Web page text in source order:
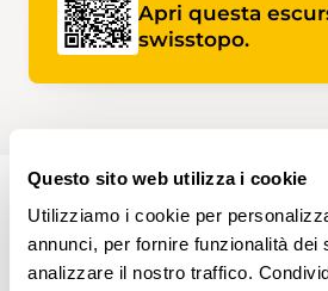
Questo sito web utilizza i cookie
Utilizziamo i cookie per
annunci, per fornire funzionalità dei
analizzare il nostro traffico.
Apri questa
swisstopo.
PERCORSO